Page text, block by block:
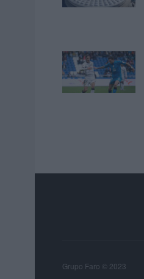
Grupo Faro © 2023